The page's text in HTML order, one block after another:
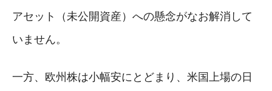
アセット（未公開資産）への懸念がなお解消して
いません。
一方、欧州株は小幅安にとどまり、米国上場の日